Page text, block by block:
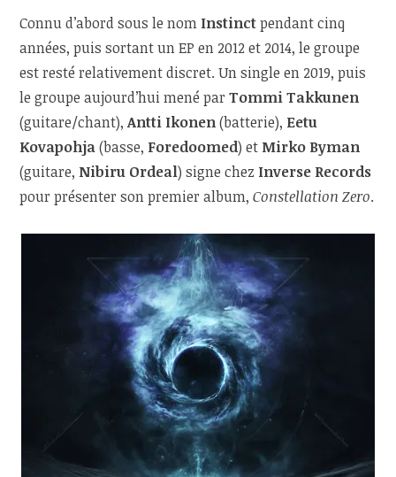
Connu d’abord sous le nom Instinctpendant cinq
années, puis sortant un EP en 2012 et 2014, le groupe
est resté relativement discret. Un single en 2019, puis
le groupe aujourd’hui mené parTommi Takkunen
(guitare/chant),Antti Ikonen(batterie), Eetu
Kovapohja(basse, Foredoomed) et Mirko Byman
(guitare, Nibiru Ordeal) signe chez Inverse Records
pour présenter son premier album,Constellation Zero.